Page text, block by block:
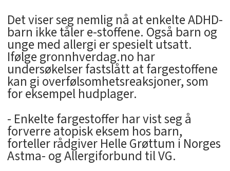
Det viser seg nemlig nå at enkelte ADHD-
barn ikke tåler e-stoffene. Også barn og
unge med allergi er spesielt utsatt.
Ifølge gronnhverdag.no har
undersøkelser fastslått at fargestoffene
kan gi overfølsomhetsreaksjoner, som
for eksempel hudplager.
- Enkelte fargestoffer har vist seg å
forverre atopisk eksem hos barn,
forteller rådgiver Helle Grøttum i Norges
Astma- og Allergiforbund til VG.